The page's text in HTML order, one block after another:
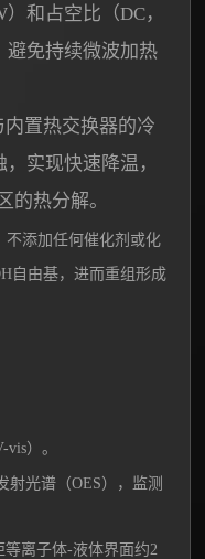
和占空比（DC，
避免持续微波加热
置热交换器的冷
实现快速降温，
的热分解。
不添加任何催化剂或化
自由基，进而重组形成
）。
射光谱（OES），监测
离子体-液体界面约2